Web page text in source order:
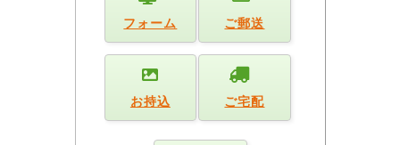
フォーム ご郵送
お持込 ご宅配